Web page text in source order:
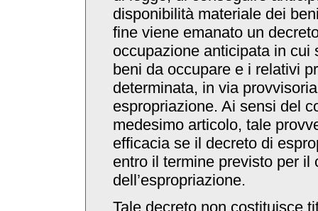
disponibilità materiale dei
fine viene emanato un
occupazione anticipata in cui
beni da occupare e i relativi
determinata, in via
espropriazione. Ai sensi del
medesimo articolo, tale
efficacia se il decreto di
entro il termine previsto per il
dell’espropriazione.
Tale decreto non costituisce